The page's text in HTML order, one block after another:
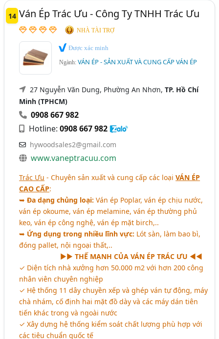
14 Ván Ép Trác Ưu - Công Ty TNHH Trác Ưu
NHÀ TÀI TRỢ
Được xác minh
Ngành:VÁN ÉP - SẢN XUẤT VÀ CUNG CẤP VÁN ÉP
27 Nguyễn Văn Dung, Phường An Nhơn,TP. Hồ Chí
Minh (TPHCM)
0908 667 982
Hotline:0908 667 982
hywoodsales2@gmail.com
www.vaneptracuu.com
Trác Ưu - Chuyên sản xuất và cung cấp các loạiVÁN ÉP
CAO CẤP:
➥Đa dạng chủng loại: Ván ép Poplar, ván ép chịu nước,
ván ép okoume, ván ép melamine, ván ép thường phủ
keo, ván ép công nghệ, ván ép mặt birch,..
➥ Ứng dụng trong nhiều lĩnh vực: Lót sàn, làm bao bì,
đóng pallet, nội ngoại thất,..
►►THẾ MẠNH CỦA VÁN ÉP TRÁC ƯU ◄◄
✓ Diện tích nhà xưởng hơn 50.000 m2 với hơn 200 công
nhân viên chuyên nghiệp
✓ Hệ thống 11 dây chuyền xếp và ghép ván tự động, máy
chà nhám, cố định hai mặt đồ dày và các máy dán tiên
tiến khác trong và ngoài nước
✓ Xây dựng hệ thống kiểm soát chất lượng phù hợp với
các tiêu chuẩn quốc tế